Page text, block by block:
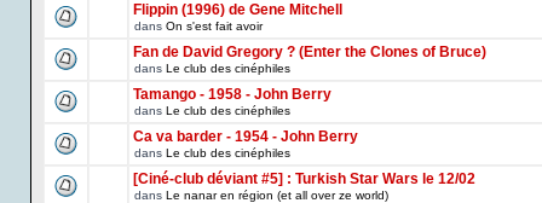
Flippin (1996) de Gene Mitchell
dans On s'est fait avoir
Fan de David Gregory ? (Enter the Clones of Bruce)
dans Le club des cinéphiles
Tamango - 1958 - John Berry
dans Le club des cinéphiles
Ca va barder - 1954 - John Berry
dans Le club des cinéphiles
[Ciné-club déviant #5] : Turkish Star Wars le 12/02
dans Le nanar en région (et all over ze world)